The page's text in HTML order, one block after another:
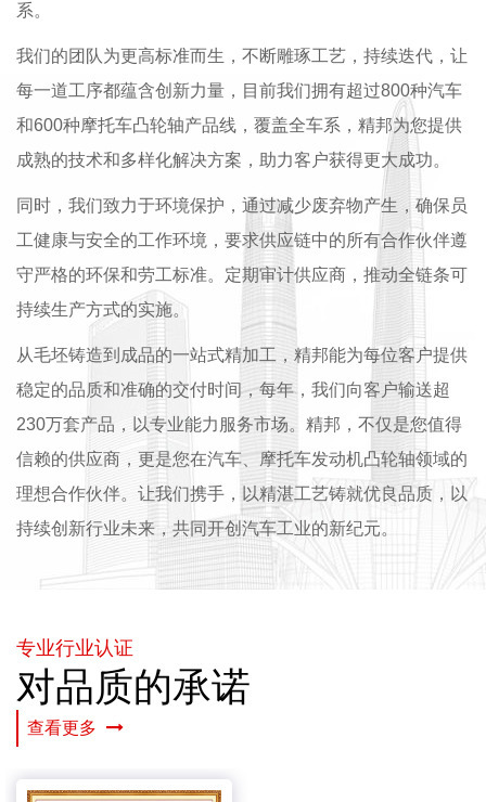
系。
我们的团队为更高标准而生，不断雕琢工艺，持续迭代，让
每一道工序都蕴含创新力量，目前我们拥有超过800种汽车
和600种摩托车凸轮轴产品线，覆盖全车系，精邦为您提供
成熟的技术和多样化解决方案，助力客户获得更大成功。
同时，我们致力于环境保护，通过减少废弃物产生，确保员
工健康与安全的工作环境，要求供应链中的所有合作伙伴遵
守严格的环保和劳工标准。定期审计供应商，推动全链条可
持续生产方式的实施。
从毛坯铸造到成品的一站式精加工，精邦能为每位客户提供
稳定的品质和准确的交付时间，每年，我们向客户输送超
230万套产品，以专业能力服务市场。精邦，不仅是您值得
信赖的供应商，更是您在汽车、摩托车发动机凸轮轴领域的
理想合作伙伴。让我们携手，以精湛工艺铸就优良品质，以
持续创新行业未来，共同开创汽车工业的新纪元。
专业行业认证
对品质的承诺
查看更多